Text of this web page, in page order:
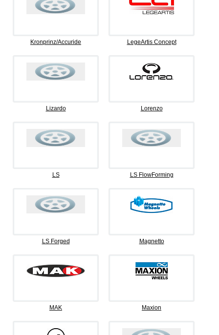
Kronprinz/Accuride LegeArtis Concept
Lizardo Lorenzo
LS LS FlowForming
LS Forged Magnetto
MAK Maxion